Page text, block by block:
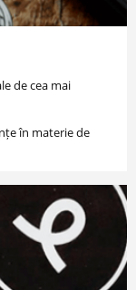
de cea mai
în materie de